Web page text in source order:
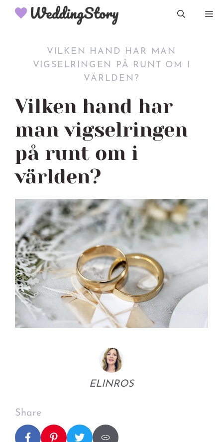
Hoppa
VILKEN HAND HAR MAN
VIGSELRINGEN PÅ RUNT OM I
VÄRLDEN?
Vilken hand har
man vigselringen
på runt om i
världen?
ELINROS
Share